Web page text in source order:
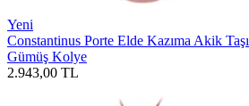
Yeni
Constantinus Porte Elde Kazıma Akik Taşı
Gümüş Kolye
2.943,00 TL